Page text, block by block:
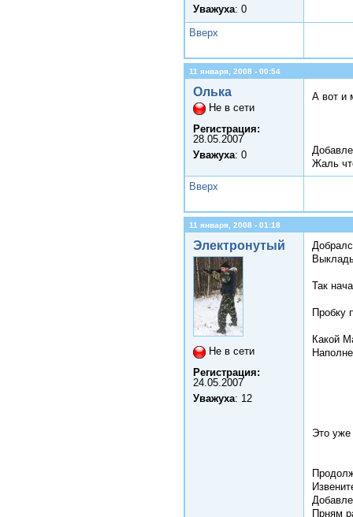
Уважуха: 0
Вверх
11 января, 2008 - 00:54
Олька
Не в сети
Регистрация:
28.05.2007
Уважуха: 0
А вот и
Жаль
Вверх
11 января, 2008 - 01:18
Электронутый
Не в сети
Регистрация:
24.05.2007
Уважуха: 12
Так
Пробку
Какой
Это уже
Прням